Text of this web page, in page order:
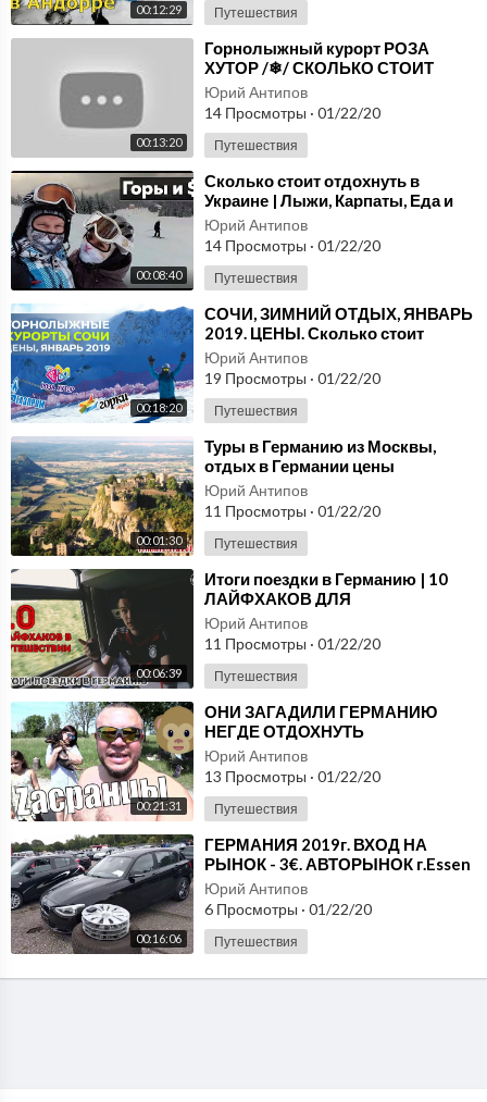
00:12:29 Путешествия
00:13:20
⁣Горнолыжный курорт РОЗА
ХУТОР /❄/ СКОЛЬКО СТОИТ
ОТДЫХ в Красной поляне /
Юрий Антипов
14 Просмотры · 01/22/20
Путешествия
00:08:40
⁣Сколько стоит отдохнуть в
Украине | Лыжи, Карпаты, Еда и
Деньги
Юрий Антипов
14 Просмотры · 01/22/20
Путешествия
00:18:20
⁣СОЧИ, ЗИМНИЙ ОТДЫХ, ЯНВАРЬ
2019. ЦЕНЫ. Сколько стоит
поездка.
Юрий Антипов
19 Просмотры · 01/22/20
Путешествия
00:01:30
⁣Туры в Германию из Москвы,
отдых в Германии цены
Юрий Антипов
11 Просмотры · 01/22/20
Путешествия
00:06:39
⁣Итоги поездки в Германию | 10
ЛАЙФХАКОВ ДЛЯ
ПУТЕШЕСТВЕННИКОВ
Юрий Антипов
11 Просмотры · 01/22/20
Путешествия
00:21:31
⁣ОНИ ЗАГАДИЛИ ГЕРМАНИЮ
НЕГДЕ ОТДОХНУТЬ
Юрий Антипов
13 Просмотры · 01/22/20
Путешествия
00:16:06
⁣ГЕРМАНИЯ 2019г. ВХОД НА
РЫНОК - 3€. АВТОРЫНОК г.Essen
Юрий Антипов
6 Просмотры · 01/22/20
Путешествия